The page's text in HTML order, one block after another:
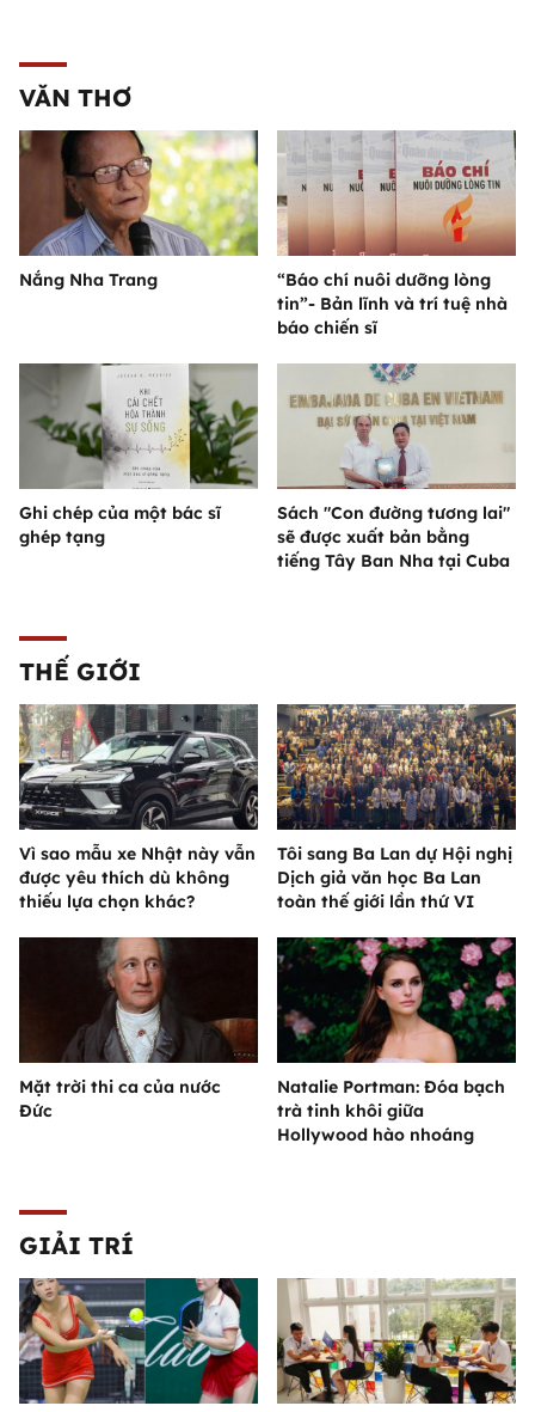
VĂN THƠ
Nắng Nha Trang
“Báo chí nuôi dưỡng lòng
tin”- Bản lĩnh và trí tuệ nhà
báo chiến sĩ
Ghi chép của một bác sĩ
ghép tạng
Sách "Con đường tương lai"
sẽ được xuất bản bằng
tiếng Tây Ban Nha tại Cuba
THẾ GIỚI
Vì sao mẫu xe Nhật này vẫn
được yêu thích dù không
thiếu lựa chọn khác?
Tôi sang Ba Lan dự Hội nghị
Dịch giả văn học Ba Lan
toàn thế giới lần thứ VI
Mặt trời thi ca của nước
Đức
Natalie Portman: Đóa bạch
trà tinh khôi giữa
Hollywood hào nhoáng
GIẢI TRÍ